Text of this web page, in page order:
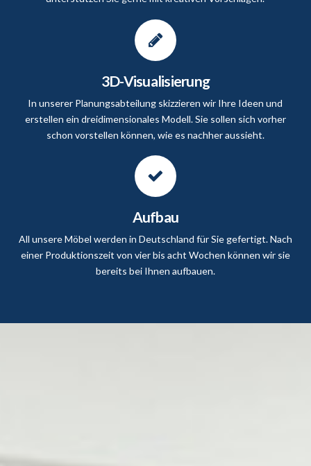
3D-Visualisierung
In unserer Planungsabteilung skizzieren wir Ihre Ideen und
erstellen ein dreidimensionales Modell. Sie sollen sich vorher
schon vorstellen können, wie es nachher aussieht.
Aufbau
All unsere Möbel werden in Deutschland für Sie gefertigt. Nach
einer Produktionszeit von vier bis acht Wochen können wir sie
bereits bei Ihnen aufbauen.